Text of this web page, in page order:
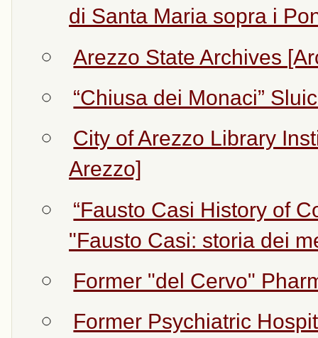
di Santa Maria sopra i
Arezzo State Archives
“Chiusa dei Monaci”
City of Arezzo Library
Arezzo]
“Fausto Casi History of
"Fausto Casi: storia dei
Former "del Cervo"
Former Psychiatric